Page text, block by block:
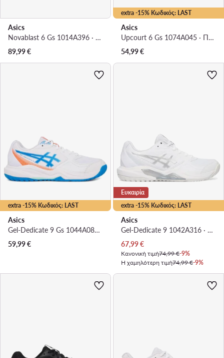
Asics
Novablast 6 Gs 1014A396 · Παπούτσια για Τρέξιμο
89,99€
extra -15% Κωδικός: LAST
Asics
Upcourt 6 Gs 1074A045 · Παπούτσια Σάλας
54,99€
extra -15% Κωδικός: LAST
Asics
Gel-Dedicate 9 Gs 1044A085 · Παπούτσια Τένις
59,99€
extra -15% Κωδικός: LAST
Ευκαιρία
Asics
Gel-Dedicate 9 1042A316 · Παπούτσια Τένις
Τρέχουσα τιμή
67,99€
Κανονική τιμή74,99 €-9%
Η χαμηλότερη τιμή74,99 €-9%